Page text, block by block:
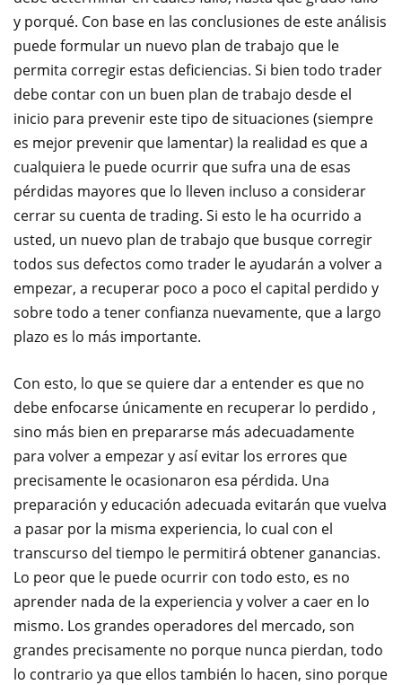
y porqué. Con base en las conclusiones de este análisis
puede formular un nuevo plan de trabajo que le
permita corregir estas deficiencias. Si bien todo trader
debe contar con un buen plan de trabajo desde el
inicio para prevenir este tipo de situaciones (siempre
es mejor prevenir que lamentar) la realidad es que a
cualquiera le puede ocurrir que sufra una de esas
pérdidas mayores que lo lleven incluso a considerar
cerrar su cuenta de trading. Si esto le ha ocurrido a
usted, un nuevo plan de trabajo que busque corregir
todos sus defectos como trader le ayudarán a volver a
empezar, a recuperar poco a poco el capital perdido y
sobre todo a tener confianza nuevamente, que a largo
plazo es lo más importante.
Con esto, lo que se quiere dar a entender es que no
debe enfocarse únicamente en recuperar lo perdido ,
sino más bien en prepararse más adecuadamente
para volver a empezar y así evitar los errores que
precisamente le ocasionaron esa pérdida. Una
preparación y educación adecuada evitarán que vuelva
a pasar por la misma experiencia, lo cual con el
transcurso del tiempo le permitirá obtener ganancias.
Lo peor que le puede ocurrir con todo esto, es no
aprender nada de la experiencia y volver a caer en lo
mismo. Los grandes operadores del mercado, son
grandes precisamente no porque nunca pierdan, todo
lo contrario ya que ellos también lo hacen, sino porque